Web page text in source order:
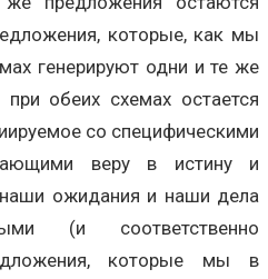
которые, как мы
генерируют одни и те же
обеих схемах остается
со специфическими
веру в истину и
ожидания и наши дела
(и соответственно
которые мы в